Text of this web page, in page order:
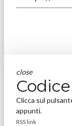
close
Clicca sul
appunti.
RSS link